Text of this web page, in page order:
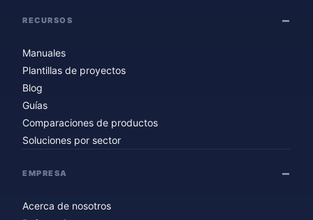
RECURSOS
Manuales
Plantillas de proyectos
Blog
Guías
Comparaciones de productos
Soluciones por sector
EMPRESA
Acerca de nosotros